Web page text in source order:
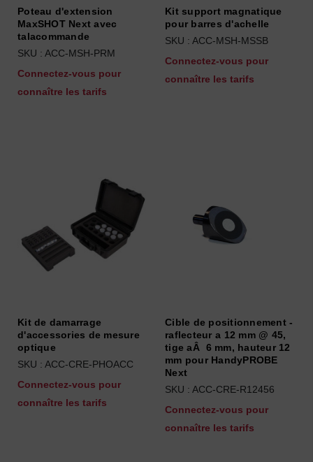
Poteau d'extension
MaxSHOT Next avec
talacommande
SKU : ACC-MSH-PRM
Connectez-vous pour
connaître les tarifs
Kit support magnatique
pour barres d'achelle
SKU : ACC-MSH-MSSB
Connectez-vous pour
connaître les tarifs
Kit de damarrage
d'accessories de mesure
optique
SKU : ACC-CRE-PHOACC
Connectez-vous pour
connaître les tarifs
Cible de positionnement -
raflecteur a 12 mm @ 45,
tige aÂ 6 mm, hauteur 12
mm pour HandyPROBE
Next
SKU : ACC-CRE-R12456
Connectez-vous pour
connaître les tarifs